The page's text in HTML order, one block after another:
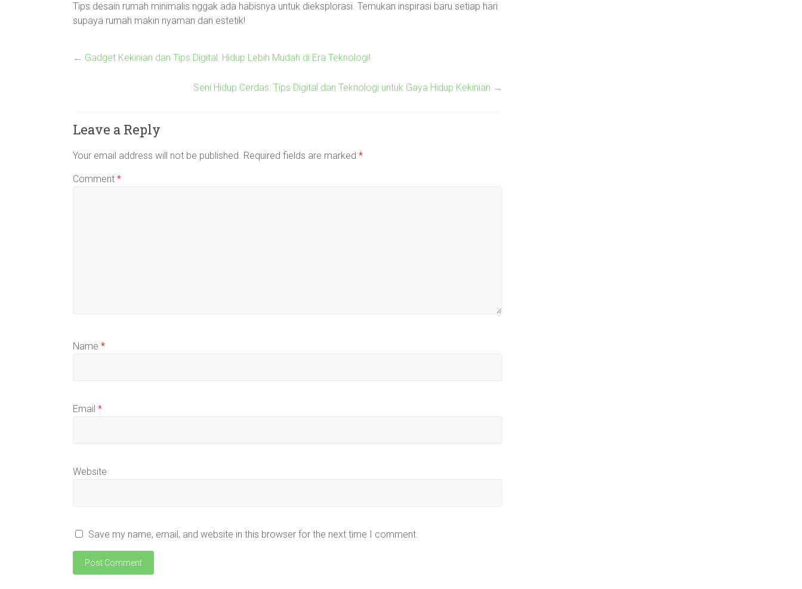
Tips desain rumah minimalis nggak ada habisnya untuk dieksplorasi. Temukan inspirasi baru setiap hari
supaya rumah makin nyaman dan estetik!
← Gadget Kekinian dan Tips Digital: Hidup Lebih Mudah di Era Teknologi!
Seni Hidup Cerdas: Tips Digital dan Teknologi untuk Gaya Hidup Kekinian →
Leave a Reply
Your email address will not be published. Required fields are marked *
Comment *
Name *
Email *
Website
Save my name, email, and website in this browser for the next time I comment.